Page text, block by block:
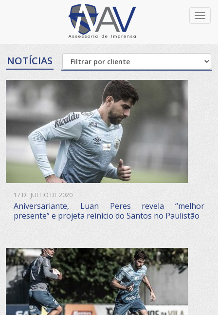
NOTÍCIAS
17 DE JULHO DE 2020
Aniversariante, Luan Peres revela “melhor
presente” e projeta reinício do Santos no Paulistão